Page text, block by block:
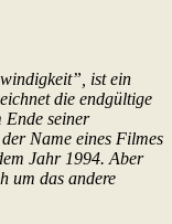
ist ein
die endgültige
Ende seiner
Name eines Filmes
Jahr 1994. Aber
um das andere